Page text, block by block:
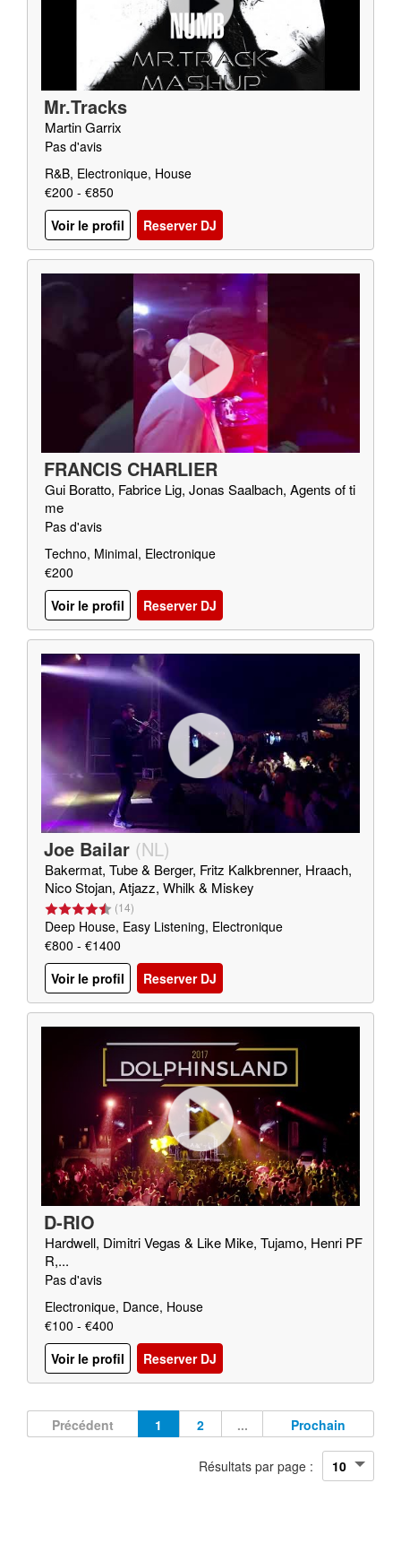
Mr.Tracks
Martin Garrix
Pas d'avis
R&B, Electronique, House
€200 - €850
Voir le profil
Reserver DJ
FRANCIS CHARLIER
Gui Boratto, Fabrice Lig, Jonas Saalbach, Agents of ti
me
Pas d'avis
Techno, Minimal, Electronique
€200
Voir le profil
Reserver DJ
Joe Bailar (NL)
Bakermat, Tube & Berger, Fritz Kalkbrenner, Hraach,
Nico Stojan, Atjazz, Whilk & Miskey
(14)
Deep House, Easy Listening, Electronique
€800 - €1400
Voir le profil
Reserver DJ
D-RIO
Hardwell, Dimitri Vegas & Like Mike, Tujamo, Henri PF
R,...
Pas d'avis
Electronique, Dance, House
€100 - €400
Voir le profil
Reserver DJ
Précédent 1 2 ... Prochain
Résultats par page :